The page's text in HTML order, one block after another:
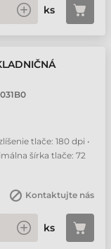
ks
tlače: 180 dpi •
šírka tlače: 72
Kontaktujte nás
ks